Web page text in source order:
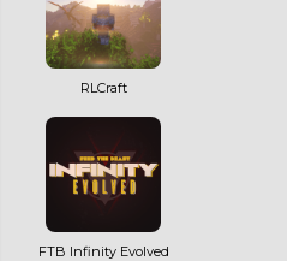
RLCraft
FTB Infinity Evolved